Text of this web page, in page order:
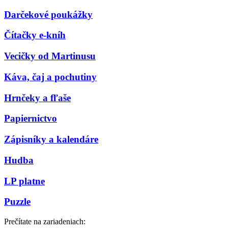
Darčekové poukážky
Čítačky e-kníh
Vecičky od Martinusu
Káva, čaj a pochutiny
Hrnčeky a fľaše
Papiernictvo
Zápisníky a kalendáre
Hudba
LP platne
Puzzle
Prečítate na zariadeniach: